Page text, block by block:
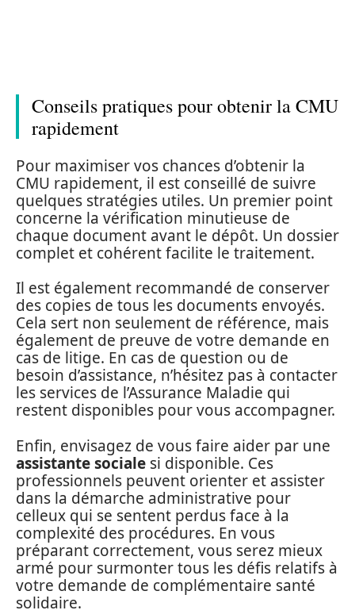
Conseils pratiques pour obtenir la CMU
rapidement
Pour maximiser vos chances d’obtenir la
CMU rapidement, il est conseillé de suivre
quelques stratégies utiles. Un premier point
concerne la vérification minutieuse de
chaque document avant le dépôt. Un dossier
complet et cohérent facilite le traitement.
Il est également recommandé de conserver
des copies de tous les documents envoyés.
Cela sert non seulement de référence, mais
également de preuve de votre demande en
cas de litige. En cas de question ou de
besoin d’assistance, n’hésitez pas à contacter
les services de l’Assurance Maladie qui
restent disponibles pour vous accompagner.
Enfin, envisagez de vous faire aider par une
assistante sociale si disponible. Ces
professionnels peuvent orienter et assister
dans la démarche administrative pour
celleux qui se sentent perdus face à la
complexité des procédures. En vous
préparant correctement, vous serez mieux
armé pour surmonter tous les défis relatifs à
votre demande de complémentaire santé
solidaire.